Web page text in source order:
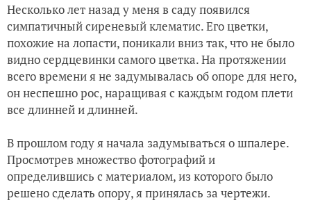
Несколько лет назад у меня в саду появился
симпатичный сиреневый клематис. Его цветки,
похожие на лопасти, поникали вниз так, что не было
видно сердцевинки самого цветка. На протяжении
всего времени я не задумывалась об опоре для него,
он неспешно рос, наращивая с каждым годом плети
все длинней и длинней.
В прошлом году я начала задумываться о шпалере.
Просмотрев множество фотографий и
определившись с материалом, из которого было
решено сделать опору, я принялась за чертежи.